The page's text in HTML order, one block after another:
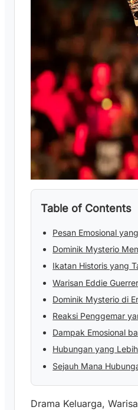
Table of Contents
Pesan Emosional
Dominik Mysterio
Ikatan Historis yang
Warisan Eddie
Dominik Mysterio di
Reaksi Penggemar
Dampak Emosional
Hubungan yang
Sejauh Mana
Drama Keluarga,